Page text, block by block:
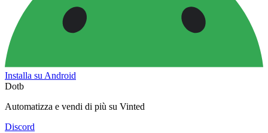
Installa su Android
Dotb
Automatizza e vendi di più su Vinted
Discord